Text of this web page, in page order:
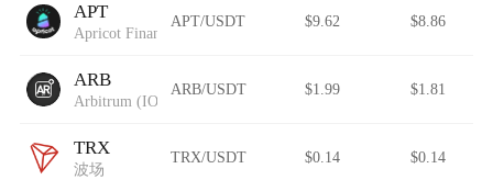
APT
Apricot Finance
APT/USDT $9.62 $8.86
ARB
Arbitrum (IOU)
ARB/USDT $1.99 $1.81
TRX
波场
TRX/USDT $0.14 $0.14